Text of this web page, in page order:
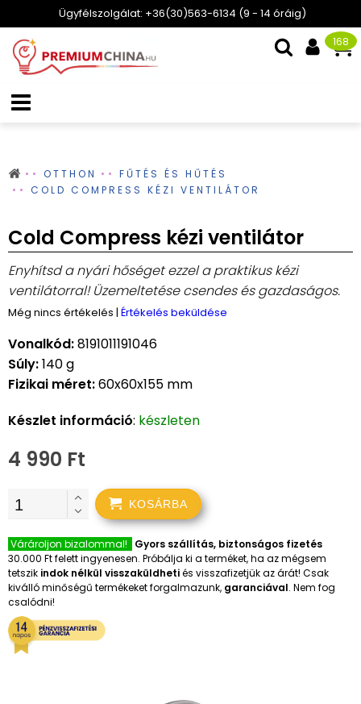
Ügyfélszolgálat: +36(30)563-6134 (9 - 14 óráig)
168
OTTHON
FŰTÉS ÉS HŰTÉS
COLD COMPRESS KÉZI VENTILÁTOR
Cold Compress kézi ventilátor
Enyhítsd a nyári hőséget ezzel a praktikus kézi
ventilátorral! Üzemeltetése csendes és gazdaságos.
Még nincs értékelés | Értékelés beküldése
Vonalkód:8191011191046
Súly:140 g
Fizikai méret:60x60x155 mm
Készlet információ: készleten
4 990 Ft
KOSÁRBA
Várároljon bizalommal!
Gyors szállítás, biztonságos fizetés
30.000 Ft felett ingyenesen. Próbálja ki a terméket, ha az mégsem
tetszik indok nélkül visszaküldhetiés visszafizetjük az árát! Csak
kiválló minőségű termékeket forgalmazunk, garanciával. Nem fog
csalódni!